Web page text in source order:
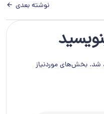
نوشته بعدی
شد. بخش‌های موردنیاز